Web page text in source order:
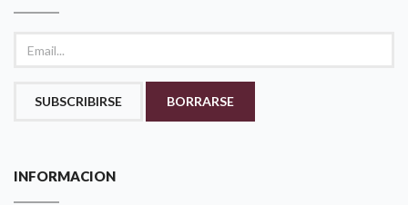
SUBSCRIBIRSE BORRARSE
INFORMACION